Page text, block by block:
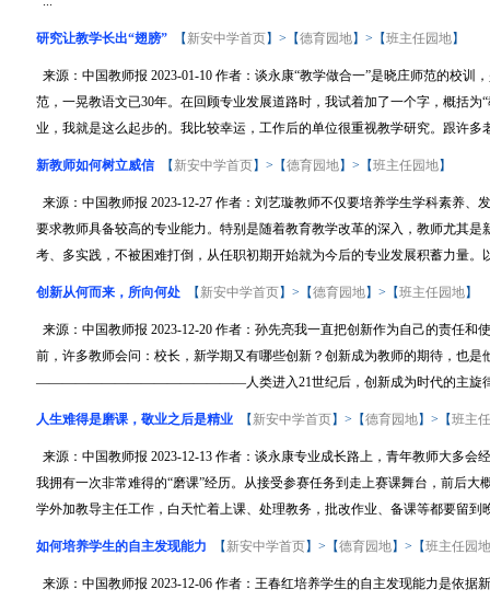
研究让教学长出“翅膀” 【 新安中学首页】>【德育园地】>【班主任园地】
来源：中国教师报 2023-01-10 作者：谈永康“教学做合一”是晓庄师范的校
范，一晃教语文已30年。在回顾专业发展道路时，我试着加了一个字，概括
业，我就是这么起步的。我比较幸运，工作后的单位很重视教学研究。跟许多
新教师如何树立威信 【 新安中学首页】>【德育园地】>【班主任园地】
来源：中国教师报 2023-12-27 作者：刘艺璇教师不仅要培养学生学科素养
要求教师具备较高的专业能力。特别是随着教育教学改革的深入，教师尤其
考、多实践，不被困难打倒，从任职初期开始就为今后的专业发展积蓄力量。
创新从何而来，所向何处 【 新安中学首页】>【德育园地】>【班主任园地】
来源：中国教师报 2023-12-20 作者：孙先亮我一直把创新作为自己的责任
前，许多教师会问：校长，新学期又有哪些创新？创新成为教师的期待，也是
————————————————人类进入21世纪后，创新成为时代的主旋律。
人生难得是磨课，敬业之后是精业 【 新安中学首页】>【德育园地】>【班主
来源：中国教师报 2023-12-13 作者：谈永康专业成长路上，青年教师大多会
我拥有一次非常难得的“磨课”经历。从接受参赛任务到走上赛课舞台，前后
学外加教导主任工作，白天忙着上课、处理教务，批改作业、备课等都要留到
如何培养学生的自主发现能力 【 新安中学首页】>【德育园地】>【班主任园地
来源：中国教师报 2023-12-06 作者：王春红培养学生的自主发现能力是依